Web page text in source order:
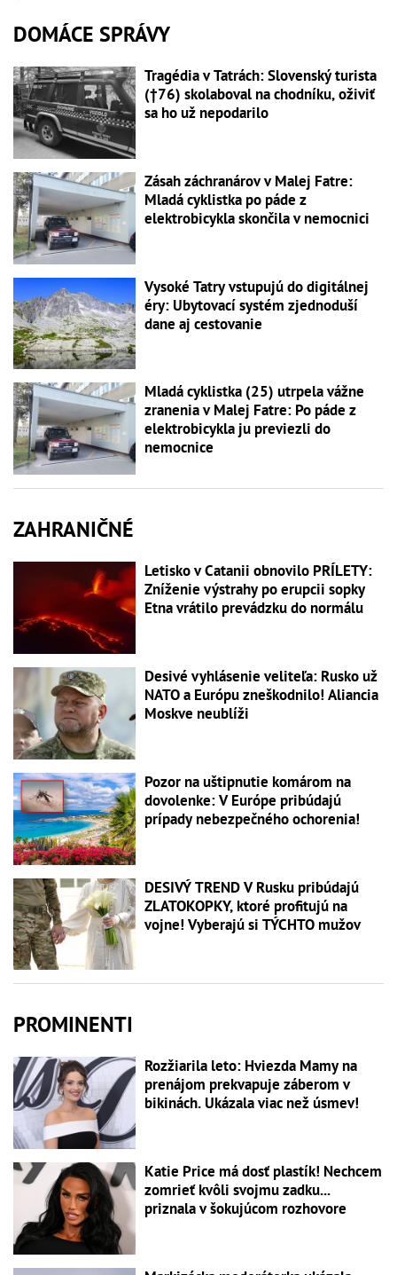
DOMÁCE SPRÁVY
Tragédia v Tatrách: Slovenský turista
(†76) skolaboval na chodníku, oživiť
sa ho už nepodarilo
Zásah záchranárov v Malej Fatre:
Mladá cyklistka po páde z
elektrobicykla skončila v nemocnici
Vysoké Tatry vstupujú do digitálnej
éry: Ubytovací systém zjednoduší
dane aj cestovanie
Mladá cyklistka (25) utrpela vážne
zranenia v Malej Fatre: Po páde z
elektrobicykla ju previezli do
nemocnice
ZAHRANIČNÉ
Letisko v Catanii obnovilo PRÍLETY:
Zníženie výstrahy po erupcii sopky
Etna vrátilo prevádzku do normálu
Desivé vyhlásenie veliteľa: Rusko už
NATO a Európu zneškodnilo! Aliancia
Moskve neublíži
Pozor na uštipnutie komárom na
dovolenke: V Európe pribúdajú
prípady nebezpečného ochorenia!
DESIVÝ TREND V Rusku pribúdajú
ZLATOKOPKY, ktoré profitujú na
vojne! Vyberajú si TÝCHTO mužov
PROMINENTI
Rozžiarila leto: Hviezda Mamy na
prenájom prekvapuje záberom v
bikinách. Ukázala viac než úsmev!
Katie Price má dosť plastík! Nechcem
zomrieť kvôli svojmu zadku...
priznala v šokujúcom rozhovore